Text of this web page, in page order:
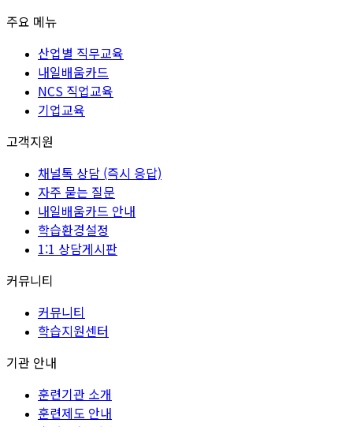
주요 메뉴
산업별 직무교육
내일배움카드
NCS 직업교육
기업교육
고객지원
채널톡 상담 (즉시 응답)
자주 묻는 질문
내일배움카드 안내
학습환경설정
1:1 상담게시판
커뮤니티
커뮤니티
학습지원센터
기관 안내
훈련기관 소개
훈련제도 안내